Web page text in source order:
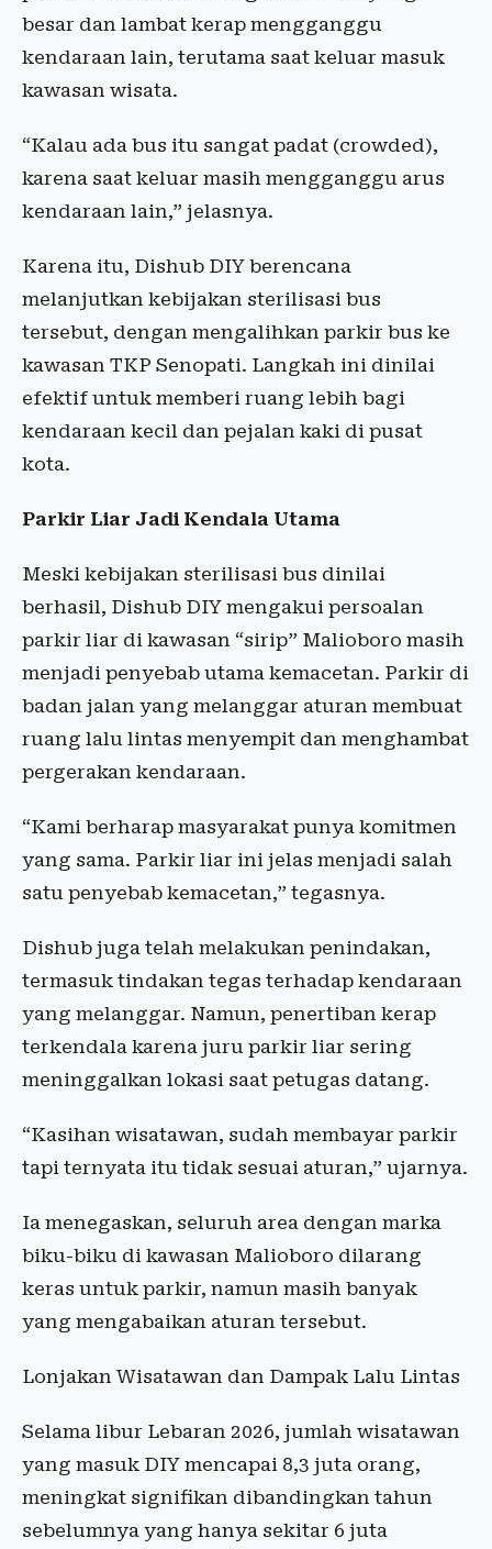
besar dan lambat kerap mengganggu
kendaraan lain, terutama saat keluar masuk
kawasan wisata.
“Kalau ada bus itu sangat padat (crowded),
karena saat keluar masih mengganggu arus
kendaraan lain,” jelasnya.
Karena itu, Dishub DIY berencana
melanjutkan kebijakan sterilisasi bus
tersebut, dengan mengalihkan parkir bus ke
kawasan TKP Senopati. Langkah ini dinilai
efektif untuk memberi ruang lebih bagi
kendaraan kecil dan pejalan kaki di pusat
kota.
Parkir Liar Jadi Kendala Utama
Meski kebijakan sterilisasi bus dinilai
berhasil, Dishub DIY mengakui persoalan
parkir liar di kawasan “sirip” Malioboro masih
menjadi penyebab utama kemacetan. Parkir di
badan jalan yang melanggar aturan membuat
ruang lalu lintas menyempit dan menghambat
pergerakan kendaraan.
“Kami berharap masyarakat punya komitmen
yang sama. Parkir liar ini jelas menjadi salah
satu penyebab kemacetan,” tegasnya.
Dishub juga telah melakukan penindakan,
termasuk tindakan tegas terhadap kendaraan
yang melanggar. Namun, penertiban kerap
terkendala karena juru parkir liar sering
meninggalkan lokasi saat petugas datang.
“Kasihan wisatawan, sudah membayar parkir
tapi ternyata itu tidak sesuai aturan,” ujarnya.
Ia menegaskan, seluruh area dengan marka
biku-biku di kawasan Malioboro dilarang
keras untuk parkir, namun masih banyak
yang mengabaikan aturan tersebut.
Lonjakan Wisatawan dan Dampak Lalu Lintas
Selama libur Lebaran 2026, jumlah wisatawan
yang masuk DIY mencapai 8,3 juta orang,
meningkat signifikan dibandingkan tahun
sebelumnya yang hanya sekitar 6 juta